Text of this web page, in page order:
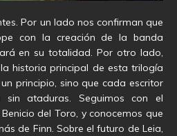
Por un lado nos confirman que
con la creación de la banda
en su totalidad. Por otro lado,
historia principal de esta trilogía
principio, sino que cada escritor
ataduras. Seguimos con el
del Toro, y conocemos que
de Finn. Sobre el futuro de Leia,